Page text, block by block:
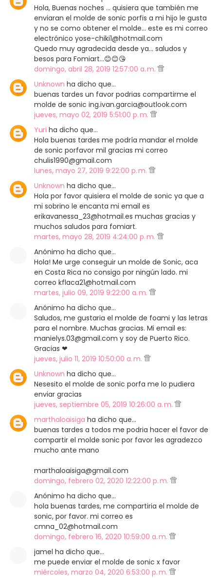
Hola, Buenas noches ... quisiera que también me
enviaran el molde de sonic porfis a mi hijo le gusta
y no se como obtener el molde... este es mi correo
electrónico yose-chiki1@hotmail.com
Quedo muy agradecida desde ya... saludos y
besos para Fomiart...😊😊😘
domingo, abril 28, 2019 12:57:00 a. m.
Unknown ha dicho que…
buenas tardes un favor podrias compartirme el
molde de sonic ing.ivan.garcia@outlook.com
jueves, mayo 02, 2019 5:51:00 p. m.
Yuri ha dicho que…
Hola buenas tardes me podría mandar el molde
de sonic porfavor mil gracias mi correo
chulis1990@gmail.com
lunes, mayo 27, 2019 9:22:00 p. m.
Unknown ha dicho que…
Hola por favor quisiera el molde de sonic ya que a
mi sobrino le encanta mi email es
erikavanessa_23@hotmail.es muchas gracias y
muchos saludos para fomiart.
martes, mayo 28, 2019 4:24:00 p. m.
Anónimo ha dicho que…
Hola! Me urge conseguir un molde de Sonic, aca
en Costa Rica no consigo por ningún lado. mi
correo kflaca21@hotmail.com
martes, julio 09, 2019 9:22:00 a. m.
Anónimo ha dicho que…
Saludos, me gustaria el molde de foami y las letras
para el nombre. Muchas gracias. Mi email es:
manielys.03@gmail.com y soy de Puerto Rico.
Gracias ❤
jueves, julio 11, 2019 10:50:00 a. m.
Unknown ha dicho que…
Nesesito el molde de sonic porfa me lo pudiera
enviar gracias
jueves, septiembre 05, 2019 10:26:00 a. m.
marthaloaisiga ha dicho que…
buenas tardes a todos me podria hacer el favor de
compartir el molde sonic por favor les agradezco
mucho ante mano
marthaloaisiga@gmail.com
domingo, febrero 02, 2020 12:22:00 p. m.
Anónimo ha dicho que…
hola buenas tardes, me compartiria el molde de
sonic, por favor. mi correo es
cmna_02@hotmail.com
domingo, febrero 16, 2020 10:59:00 a. m.
jamel ha dicho que…
me puede enviar el molde de sonic x favor
miércoles, marzo 04, 2020 6:53:00 p. m.